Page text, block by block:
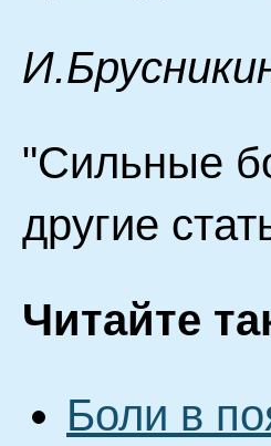
"Сильные
другие
Читайте
Боли в